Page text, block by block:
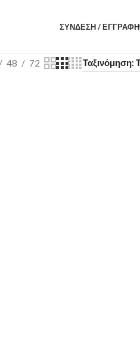
ΣΎΝΔΕΣΗ / ΕΓΓΡΑΦΉ
48 72